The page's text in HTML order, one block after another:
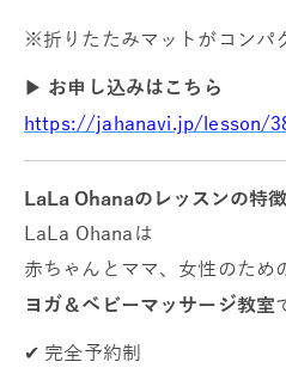
※折りたたみマットがコンパ
▶ お申し込みはこちら
https://jahanavi.jp/lesson/
LaLa Ohanaのレッスンの特徴
LaLa Ohanaは
赤ちゃんとママ、女性のため
ヨガ＆ベビーマッサージ教室
✔ 完全予約制